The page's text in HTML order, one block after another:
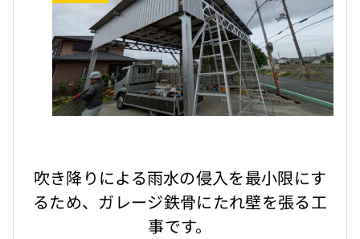
吹き降りによる雨水の侵入を最小限にす
るため、ガレージ鉄骨にたれ壁を張る工
事です。